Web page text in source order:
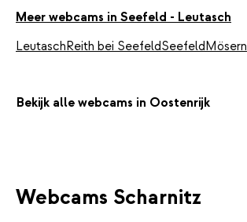
Meer webcams in Seefeld - Leutasch
LeutaschReith bei SeefeldSeefeldMösern
Bekijk alle webcams in Oostenrijk
Webcams Scharnitz